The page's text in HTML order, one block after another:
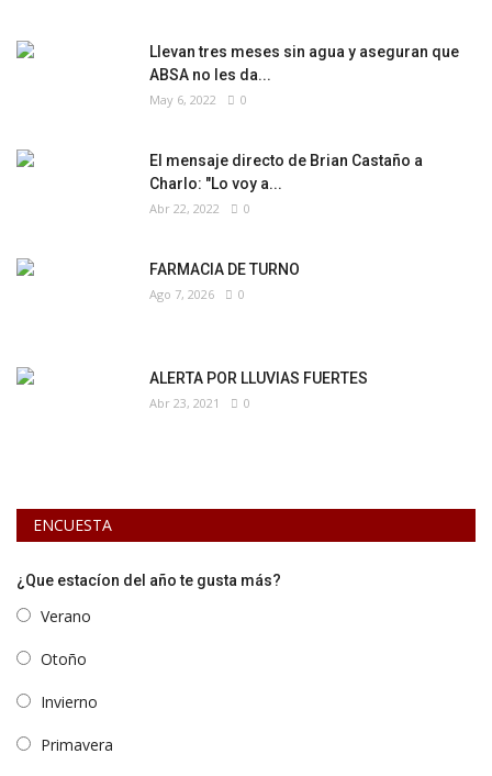
Llevan tres meses sin agua y aseguran que
ABSA no les da...
May 6, 2022 0
El mensaje directo de Brian Castaño a
Charlo: "Lo voy a...
Abr 22, 2022 0
FARMACIA DE TURNO
Ago 7, 2026 0
ALERTA POR LLUVIAS FUERTES
Abr 23, 2021 0
ENCUESTA
¿Que estacíon del año te gusta más?
Verano
Otoño
Invierno
Primavera